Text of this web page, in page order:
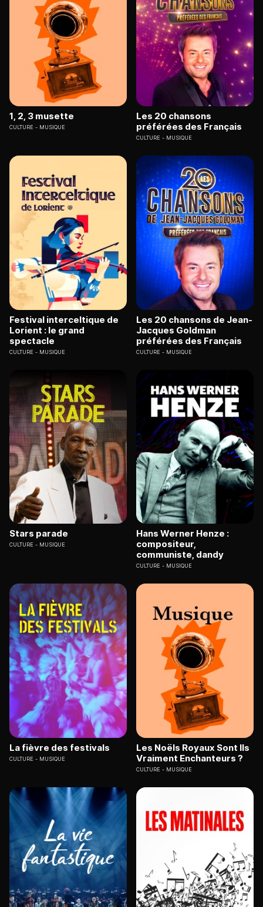
1, 2, 3 musette
CULTURE MUSIQUE
Les 20 chansons
préférées des Français
CULTURE MUSIQUE
Festival interceltique de
Lorient : le grand
spectacle
CULTURE MUSIQUE
Les 20 chansons de Jean-
Jacques Goldman
préférées des Français
CULTURE MUSIQUE
Stars parade
CULTURE MUSIQUE
Hans Werner Henze :
compositeur,
communiste, dandy
CULTURE MUSIQUE
La fièvre des festivals
CULTURE MUSIQUE
Les Noëls Royaux Sont Ils
Vraiment Enchanteurs ?
CULTURE MUSIQUE